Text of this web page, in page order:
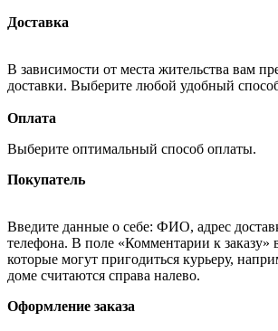
Доставка
В зависимости от места жительства вам
доставки. Выберите любой удобный
Оплата
Выберите оптимальный способ оплаты.
Покупатель
Введите данные о себе: ФИО, адрес
телефона. В поле «Комментарии к заказу»
которые могут пригодиться курьеру,
доме считаются справа налево.
Оформление заказа